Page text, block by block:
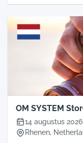
OM SYSTEM
14 augustus 2026
Rhenen,